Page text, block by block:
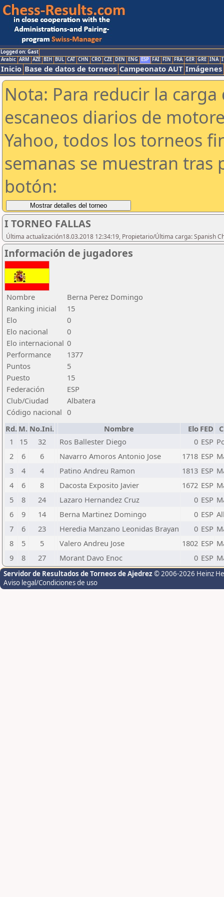
Logged on: Gast
Arabic ARM AZE BIH BUL CAT CHN CRO CZE DEN ENG ESP FAI FIN FRA GER GRE INA
Inicio Base de datos de torneos Campeonato AUT Imágenes
Nota: Para reducir la
escaneos diarios de
Yahoo, todos los torneos
semanas se muestran tras
botón:
I TORNEO FALLAS
Última actualización18.03.2018 12:34:19, Propietario/Última carga: Spanish
Información de jugadores
Nombre
Berna Perez Domingo
Ranking inicial
15
Elo
0
Elo nacional
0
Elo internacional 0
Performance
1377
Puntos
5
Puesto
15
Federación
ESP
Club/Ciudad
Albatera
Código nacional 0
Rd. M. No.Ini. Nombre Elo FED
1
15 32 Ros Ballester Diego 0 ESP
2
6 6 Navarro Amoros Antonio Jose 1718 ESP
3
4 4 Patino Andreu Ramon 1813 ESP
4
6 8 Dacosta Exposito Javier 1672 ESP
5
8 24 Lazaro Hernandez Cruz 0 ESP
6
9 14 Berna Martinez Domingo 0 ESP
7
6 23 Heredia Manzano Leonidas Brayan 0 ESP
8
5 5 Valero Andreu Jose 1802 ESP
9
8 27 Morant Davo Enoc 0 ESP
Servidor de Resultados de Torneos de Ajedrez © 2006-2026 Heinz
Aviso legal/Condiciones de uso